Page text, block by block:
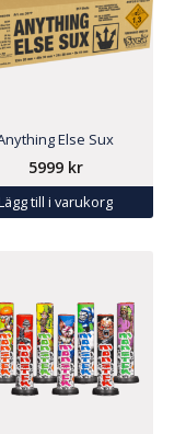
Else Sux
5999 kr
till i varukorg